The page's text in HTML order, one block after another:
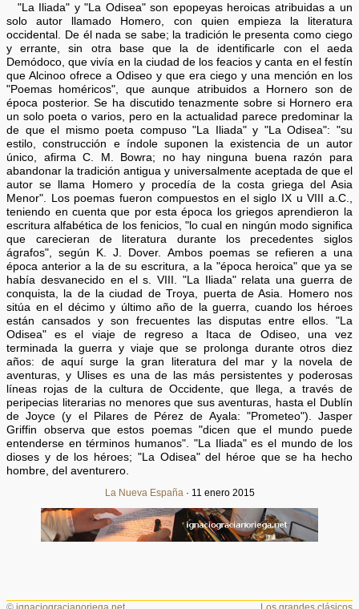
"La Iliada" y "La Odisea" son epopeyas heroicas atribuidas a un
solo autor llamado Homero, con quien empieza la literatura
occidental. De él nada se sabe; la tradición le presenta como ciego
y errante, sin otra base que la de identificarle con el aeda
Demódoco, que vivía en la ciudad de los feacios y canta en el festín
que Alcinoo ofrece a Odiseo y que era ciego y una mención en los
"Poemas homéricos", que aunque atribuidos a Hornero son de
época posterior. Se ha discutido tenazmente sobre si Hornero era
un solo poeta o varios, pero en la actualidad parece predominar la
de que el mismo poeta compuso "La Iliada" y "La Odisea": "su
estilo, construcción e índole suponen la existencia de un autor
único, afirma C. M. Bowra; no hay ninguna buena razón para
abandonar la tradición antigua y universalmente aceptada de que el
autor se llama Homero y procedía de la costa griega del Asia
Menor". Los poemas fueron compuestos en el siglo IX u VIII a.C.,
teniendo en cuenta que por esta época los griegos aprendieron la
escritura alfabética de los fenicios, "lo cual en ningún modo significa
que carecieran de literatura durante los precedentes siglos
ágrafos", según K. J. Dover. Ambos poemas se refieren a una
época anterior a la de su escritura, a la "época heroica" que ya se
había desvanecido en el s. VIII. "La Iliada" relata una guerra de
conquista, la de la ciudad de Troya, puerta de Asia. Homero nos
sitúa en el décimo y último año de la guerra, cuando los héroes
están cansados y son frecuentes las disputas entre ellos. "La
Odisea" es el viaje de regreso a Itaca de Odiseo, una vez
terminada la guerra y viaje que se prolonga durante otros diez
años: de aquí surge la gran literatura del mar y la novela de
aventuras, y Ulises es una de las más persistentes y poderosas
líneas rojas de la cultura de Occidente, que llega, a través de
peripecias literarias no menores que sus aventuras, hasta el Dublín
de Joyce (y el Pilares de Pérez de Ayala: "Prometeo"). Jasper
Griffin observa que estos poemas "dicen que el mundo puede
entenderse en términos humanos". "La Iliada" es el mundo de los
dioses y de los héroes; "La Odisea" del héroe que se ha hecho
hombre, del aventurero.
La Nueva España · 11 enero 2015